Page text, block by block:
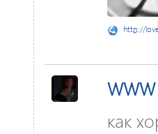
http://
WWW
как